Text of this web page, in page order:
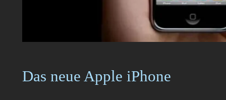
Das neue Apple iPhone